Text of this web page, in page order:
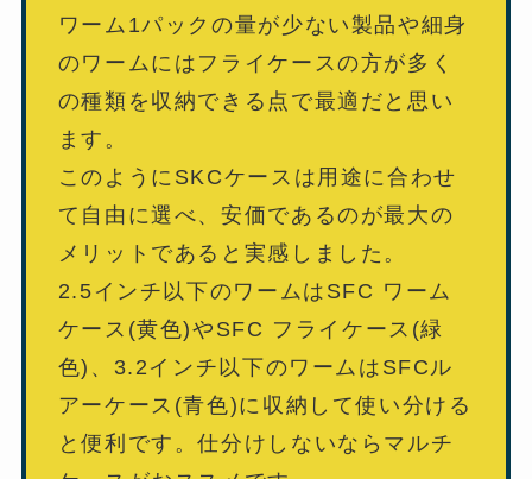
ワーム1パックの量が少ない製品や細身
のワームにはフライケースの方が多く
の種類を収納できる点で最適だと思い
ます。
このようにSKCケースは用途に合わせ
て自由に選べ、安価であるのが最大の
メリットであると実感しました。
2.5インチ以下のワームはSFC ワーム
ケース(黄色)やSFC フライケース(緑
色)、3.2インチ以下のワームはSFCル
アーケース(青色)に収納して使い分ける
と便利です。仕分けしないならマルチ